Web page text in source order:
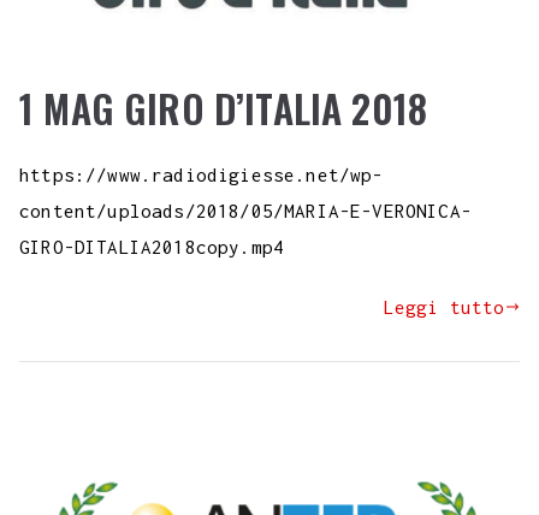
1 MAG GIRO D’ITALIA 2018
https://www.radiodigiesse.net/wp-
content/uploads/2018/05/MARIA-E-VERONICA-
GIRO-DITALIA2018copy.mp4
Leggi tutto